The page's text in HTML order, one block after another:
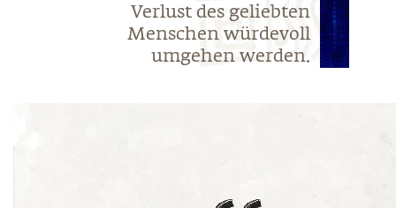
Verlust des geliebten
Menschen würdevoll
umgehen werden.